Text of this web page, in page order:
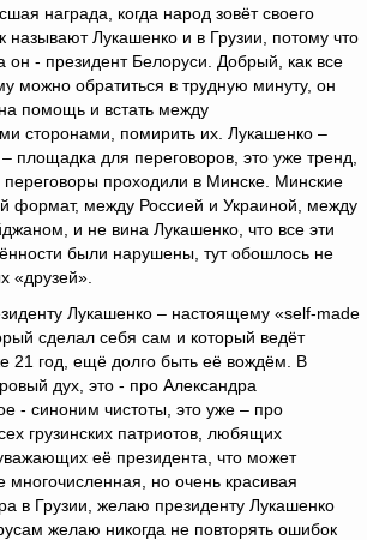
награда, когда народ зовёт своего
называют Лукашенко и в Грузии, потому что
он - президент Белоруси. Добрый, как все
можно обратиться в трудную минуту, он
на помощь и встать между
сторонами, помирить их. Лукашенко –
площадка для переговоров, это уже тренд,
проходили в Минске. Минские
формат, между Россией и Украиной, между
и не вина Лукашенко, что все эти
были нарушены, тут обошлось не
«друзей».
Лукашенко – настоящему «self-made
сделал себя сам и который ведёт
21 год, ещё долго быть её вождём. В
дух, это - про Александра
- синоним чистоты, это уже – про
грузинских патриотов, любящих
её президента, что может
многочисленная, но очень красивая
в Грузии, желаю президенту Лукашенко
желаю никогда не повторять ошибок